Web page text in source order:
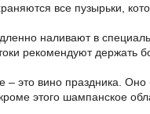
все пузырьки,
наливают в
рекомендуют держать
– это вино праздника. Оно
этого шампанское